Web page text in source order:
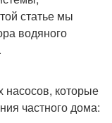
статье мы
водяного
насосов, которые
частного дома: